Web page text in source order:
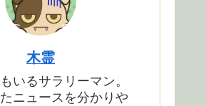
木霊
いるサラリーマン。
ニュースを分かりや